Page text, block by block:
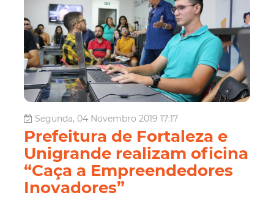
Segunda, 04 Novembro 2019 17:17
Prefeitura de Fortaleza e
Unigrande realizam oficina
“Caça a Empreendedores
Inovadores”